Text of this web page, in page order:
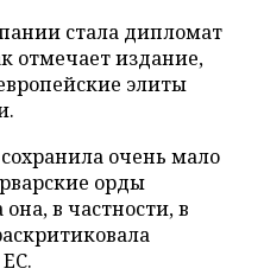
стала дипломат
отмечает издание,
элиты
очень мало
орды
в частности, в